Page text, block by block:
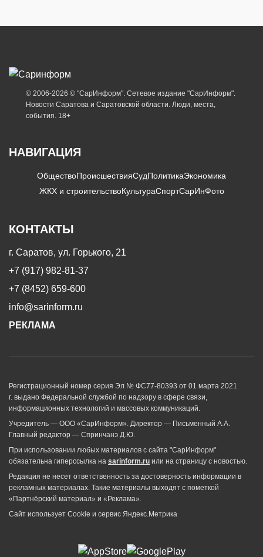
© 2006-2026 © "СарИнформ". Сетевое издание "СарИнформ".
Новости Саратова и Саратовской области. Люди, места,
события. 18+
НАВИГАЦИЯ
ОбществоПроисшествияСудПолитикаЭкономика
ЖКХ и строительствоКультураСпортСарИнФото
КОНТАКТЫ
г. Саратов, ул. Горького, 21
+7 (917) 982-81-37
+7 (8452) 659-600
info@sarinform.ru
РЕКЛАМА
Регистрационный номер серия Эл № ФС77-80393 от 01 марта 2021
г. выдано Федеральной службой по надзору в сфере связи,
информационных технологий и массовых коммуникаций.
Учредитель — ООО «СарИнформ». Директор — Письменный А.А.
Главный редактор — Спринчанэ Д.Ю.
При использовании любых материалов с сайта "СарИнформ"
обязательна гиперссылка на sarinform.ru или на страницу с новостью.
Редакция не несет ответственность за достоверность информации в
рекламных материалах. Такие материалы выходят с пометкой
«Партнёрский материал» и «Реклама».
Сайт использует Cookie и сервиc Яндекс.Метрика